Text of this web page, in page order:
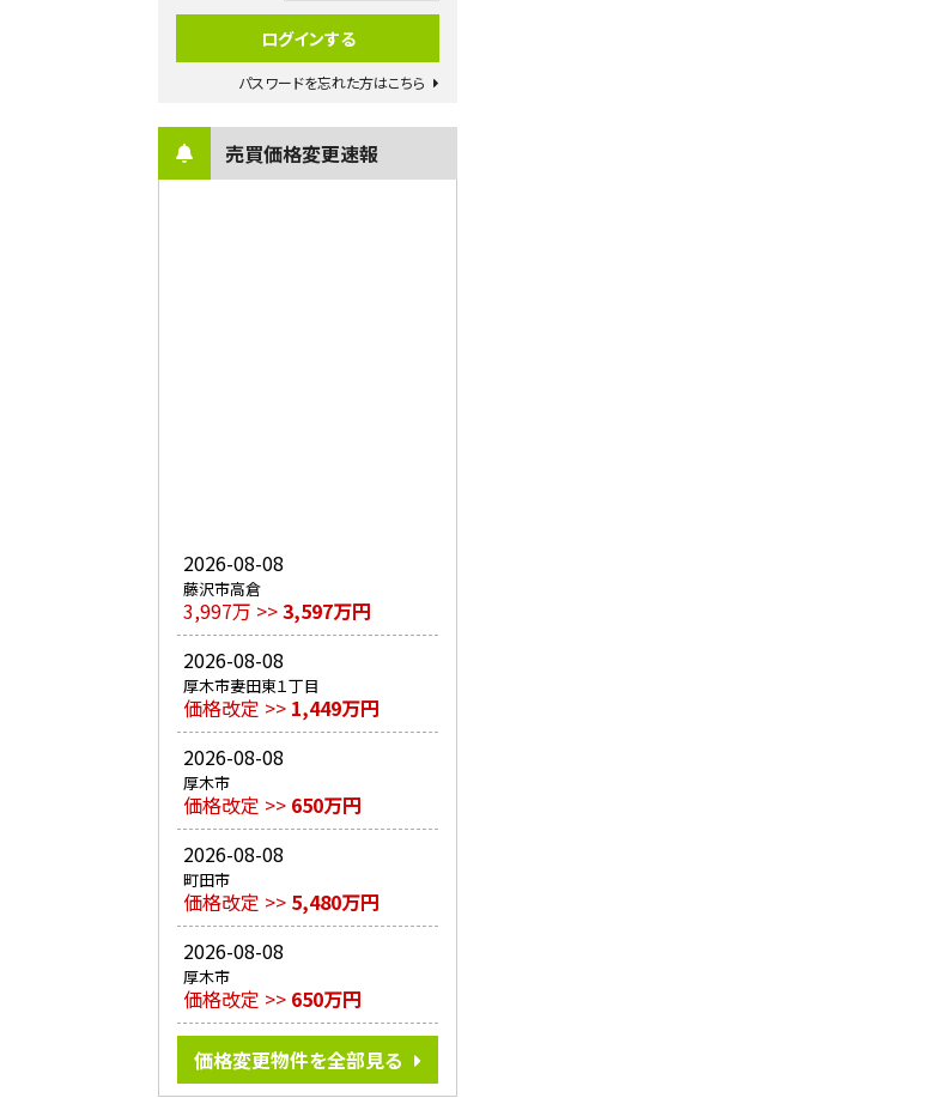
パスワードを忘れた方はこちら
売買価格変更速報
2026-08-08
藤沢市高倉
3,997万 >>3,597万円
2026-08-08
厚木市妻田東１丁目
価格改定 >> 1,449万円
2026-08-08
厚木市
価格改定 >> 650万円
2026-08-08
町田市
価格改定 >> 5,480万円
2026-08-08
厚木市
価格改定 >> 650万円
価格変更物件を全部見る